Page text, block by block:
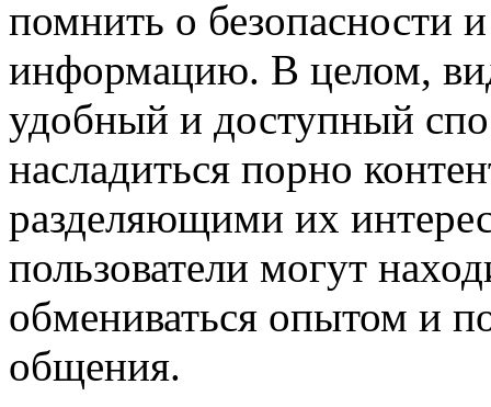
помнить о безопасности
информацию. В целом,
удобный и доступный
насладиться порно
разделяющими их
пользователи могут
обмениваться опытом и
общения.